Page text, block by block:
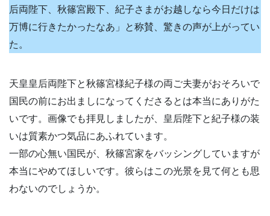
后両陛下、秋篠宮殿下、紀子さまがお越しなら今日だけは
万博に行きたかったなあ」と称賛、驚きの声が上がってい
た。
天皇皇后両陛下と秋篠宮様紀子様の両ご夫妻がおそろいで
国民の前にお出ましになってくださるとは本当にありがた
いです。画像でも拝見しましたが、皇后陛下と紀子様の装
いは質素かつ気品にあふれています。
一部の心無い国民が、秋篠宮家をバッシングしていますが
本当にやめてほしいです。彼らはこの光景を見て何とも思
わないのでしょうか。